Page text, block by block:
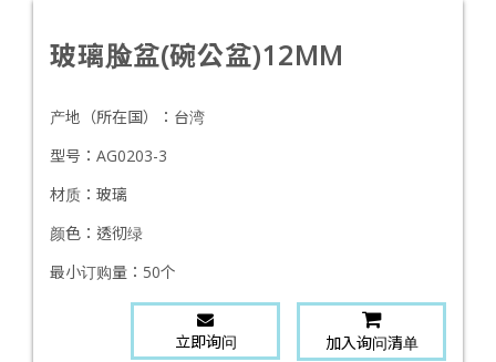
玻璃脸盆(碗公盆)12MM
产地（所在国）： 台湾
型号： AG0203-3
材质： 玻璃
颜色： 透彻绿
最小订购量： 50个
立即询问 加入询问清单